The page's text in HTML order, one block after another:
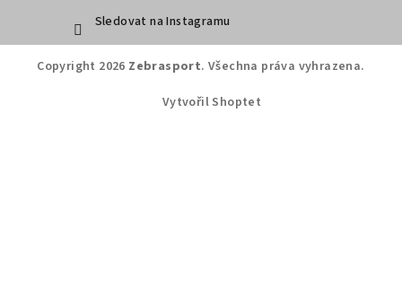
Sledovat na Instagramu
Copyright 2026 Zebrasport. Všechna práva vyhrazena.
Vytvořil Shoptet